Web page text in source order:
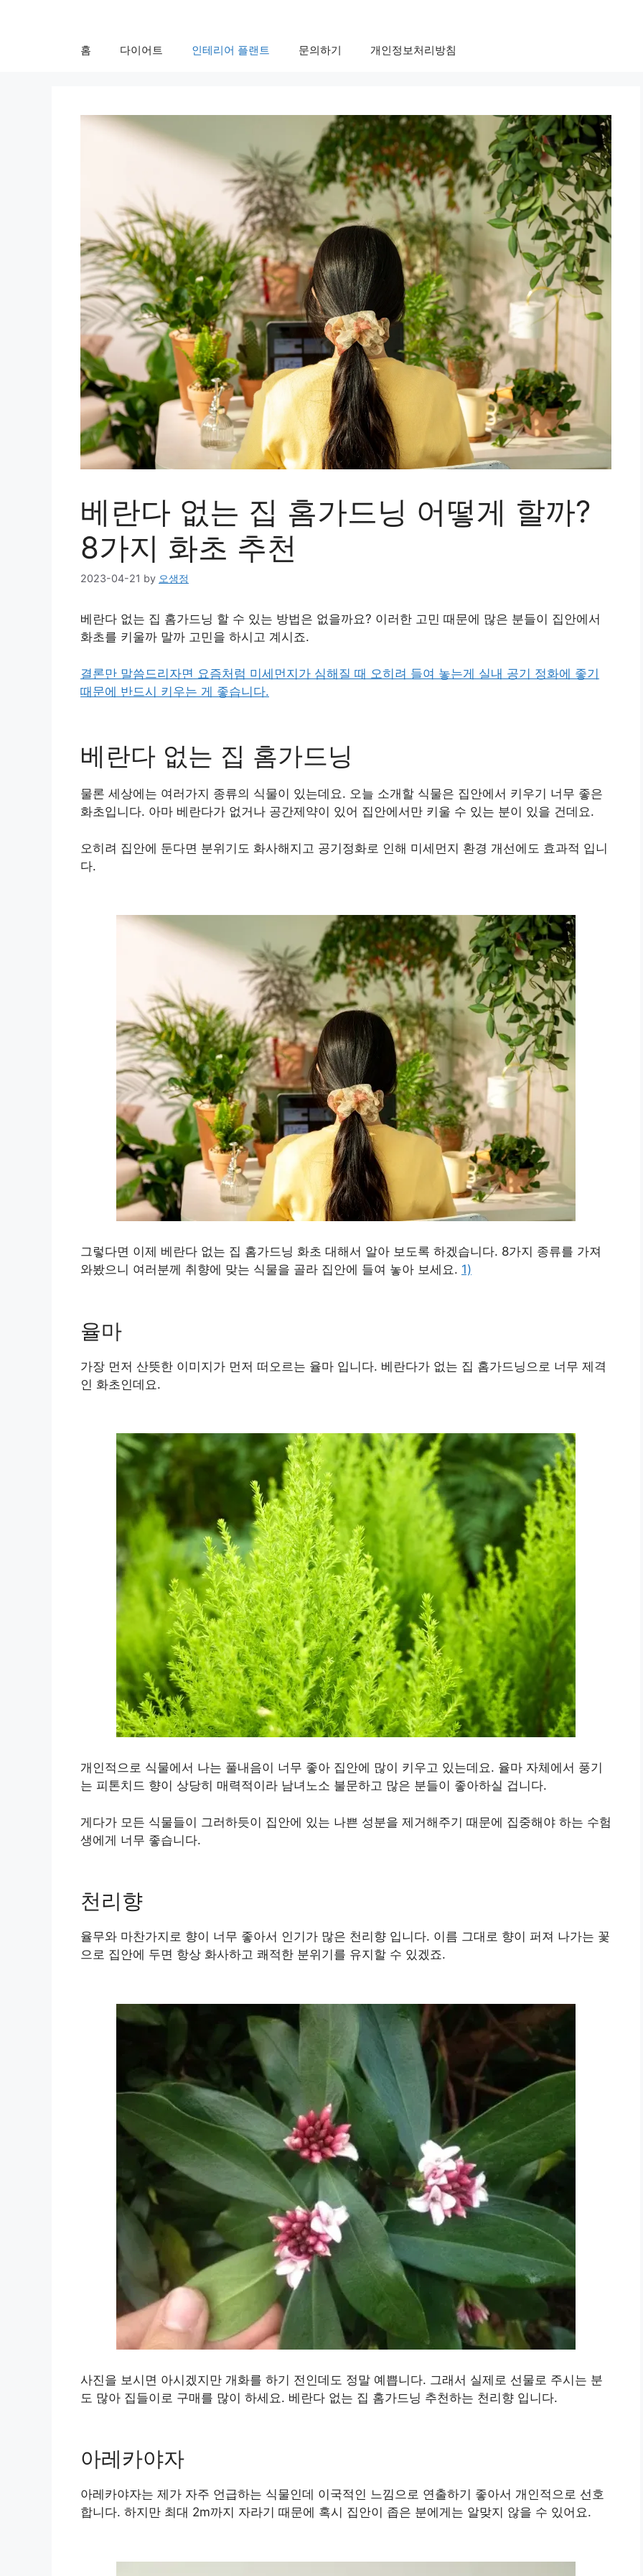
홈 다이어트 인테리어 플랜트 문의하기 개인정보처리방침
베란다 없는 집 홈가드닝 어떻게 할까?
8가지 화초 추천
2023-04-21 by 오생정
베란다 없는 집 홈가드닝 할 수 있는 방법은 없을까요? 이러한 고민 때문에 많은 분들이 집안에서
화초를 키울까 말까 고민을 하시고 계시죠.
결론만 말씀드리자면 요즘처럼 미세먼지가 심해질 때 오히려 들여 놓는게 실내 공기 정화에 좋기
때문에 반드시 키우는 게 좋습니다.
베란다 없는 집 홈가드닝
물론 세상에는 여러가지 종류의 식물이 있는데요. 오늘 소개할 식물은 집안에서 키우기 너무 좋은
화초입니다. 아마 베란다가 없거나 공간제약이 있어 집안에서만 키울 수 있는 분이 있을 건데요.
오히려 집안에 둔다면 분위기도 화사해지고 공기정화로 인해 미세먼지 환경 개선에도 효과적 입니
다.
그렇다면 이제 베란다 없는 집 홈가드닝 화초 대해서 알아 보도록 하겠습니다. 8가지 종류를 가져
와봤으니 여러분께 취향에 맞는 식물을 골라 집안에 들여 놓아 보세요. 1)
율마
가장 먼저 산뜻한 이미지가 먼저 떠오르는 율마 입니다. 베란다가 없는 집 홈가드닝으로 너무 제격
인 화초인데요.
개인적으로 식물에서 나는 풀내음이 너무 좋아 집안에 많이 키우고 있는데요. 율마 자체에서 풍기
는 피톤치드 향이 상당히 매력적이라 남녀노소 불문하고 많은 분들이 좋아하실 겁니다.
게다가 모든 식물들이 그러하듯이 집안에 있는 나쁜 성분을 제거해주기 때문에 집중해야 하는 수험
생에게 너무 좋습니다.
천리향
율무와 마찬가지로 향이 너무 좋아서 인기가 많은 천리향 입니다. 이름 그대로 향이 퍼져 나가는 꽃
으로 집안에 두면 항상 화사하고 쾌적한 분위기를 유지할 수 있겠죠.
사진을 보시면 아시겠지만 개화를 하기 전인데도 정말 예쁩니다. 그래서 실제로 선물로 주시는 분
도 많아 집들이로 구매를 많이 하세요. 베란다 없는 집 홈가드닝 추천하는 천리향 입니다.
아레카야자
아레카야자는 제가 자주 언급하는 식물인데 이국적인 느낌으로 연출하기 좋아서 개인적으로 선호
합니다. 하지만 최대 2m까지 자라기 때문에 혹시 집안이 좁은 분에게는 알맞지 않을 수 있어요.